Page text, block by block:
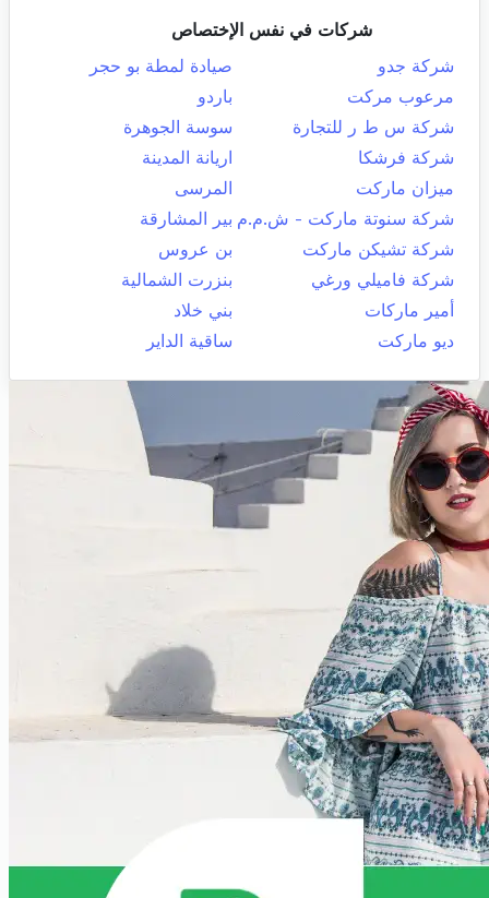
شركات في نفس الإختصاص
شركة جدو
صيادة لمطة بو حجر
مرعوب مركت
باردو
شركة س ط ر للتجارة
سوسة الجوهرة
شركة فرشكا
اريانة المدينة
ميزان ماركت
المرسى
شركة سنوتة ماركت - ش.م.م بير المشارقة
شركة تشيكن ماركت
بن عروس
شركة فاميلي ورغي
بنزرت الشمالية
أمير ماركات
بني خلاد
ديو ماركت
ساقية الداير